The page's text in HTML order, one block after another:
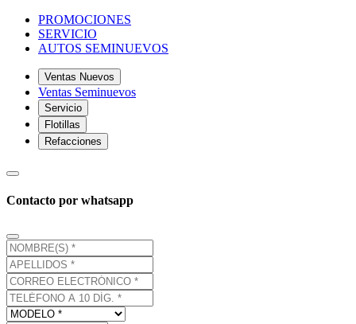
PROMOCIONES
SERVICIO
AUTOS SEMINUEVOS
Ventas Nuevos
Ventas Seminuevos
Servicio
Flotillas
Refacciones
Contacto por whatsapp